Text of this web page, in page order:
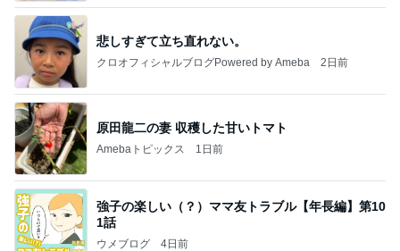
悲しすぎて立ち直れない。
クロオフィシャルブログPowered by Ameba 2日前
原田龍二の妻 収穫した甘いトマト
Amebaトピックス 1日前
強子の楽しい（？）ママ友トラブル【年長編】第10
1話
ウメブログ 4日前